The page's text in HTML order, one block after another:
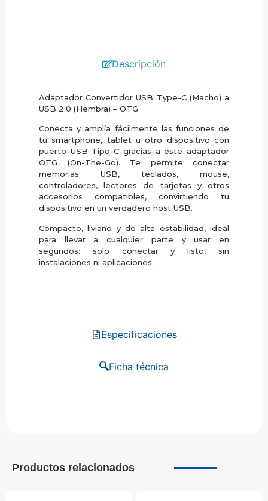
Descripción
Especificaciones
Ficha técnica
Adaptador Convertidor USB Type-C (Macho) a
USB 2.0 (Hembra) – OTG
Conecta y amplía fácilmente las funciones de
tu smartphone, tablet u otro dispositivo con
puerto USB Tipo-C gracias a este adaptador
OTG (On-The-Go). Te permite conectar
memorias USB, teclados, mouse,
controladores, lectores de tarjetas y otros
accesorios compatibles, convirtiendo tu
dispositivo en un verdadero host USB.
Compacto, liviano y de alta estabilidad, ideal
para llevar a cualquier parte y usar en
segundos: solo conectar y listo, sin
instalaciones ni aplicaciones.
Productos relacionados